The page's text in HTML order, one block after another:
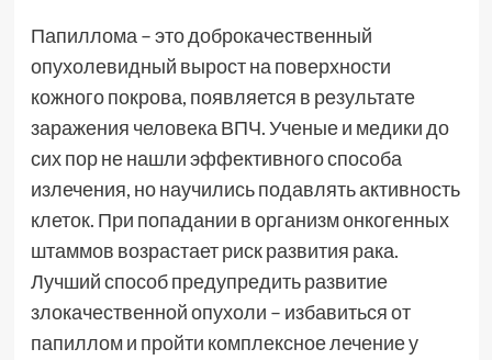
Папиллома – это доброкачественный
опухолевидный вырост на поверхности
кожного покрова, появляется в результате
заражения человека ВПЧ. Ученые и медики до
сих пор не нашли эффективного способа
излечения, но научились подавлять активность
клеток. При попадании в организм онкогенных
штаммов возрастает риск развития рака.
Лучший способ предупредить развитие
злокачественной опухоли – избавиться от
папиллом и пройти комплексное лечение у